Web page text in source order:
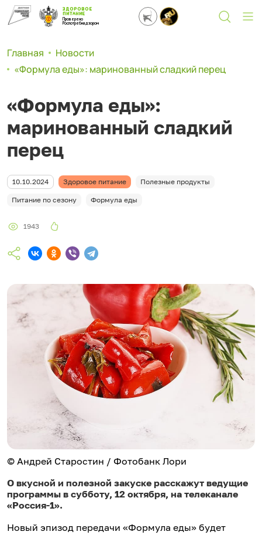
ЗДОРОВОЕ
ПИТАНИЕ
Проверено
Роспотребнадзором
Главная
Новости
«Формула еды»: маринованный сладкий перец
«Формула еды»:
маринованный сладкий
перец
10.10.2024 Здоровое питание Полезные продукты
Питание по сезону Формула еды
1943
© Андрей Старостин / Фотобанк Лори
О вкусной и полезной закуске расскажут ведущие
программы в субботу, 12 октября, на телеканале
«Россия-1».
Новый эпизод передачи «Формула еды» будет